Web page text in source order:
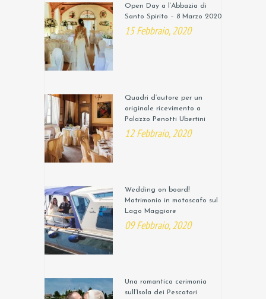
Open Day a l’Abbazia di
Santo Spirito – 8 Marzo 2020
15 Febbraio, 2020
Quadri d’autore per un
originale ricevimento a
Palazzo Penotti Ubertini
12 Febbraio, 2020
Wedding on board!
Matrimonio in motoscafo sul
Lago Maggiore
09 Febbraio, 2020
Una romantica cerimonia
sull’Isola dei Pescatori